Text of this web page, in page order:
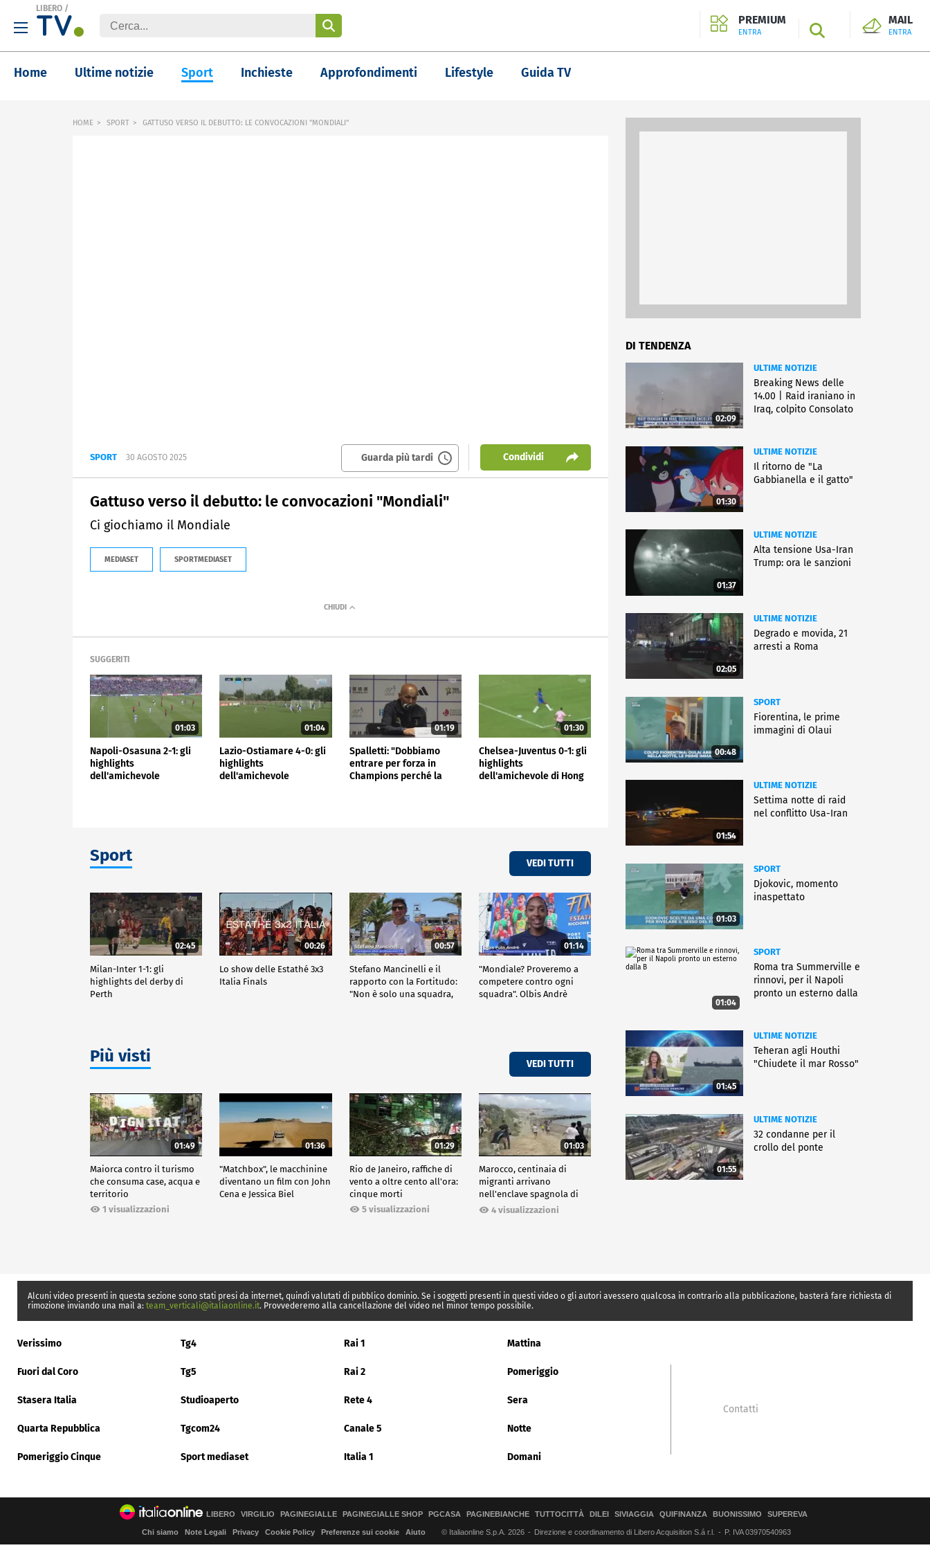
LIBERO /
PREMIUM
ENTRA SEARCH
MAIL
ENTRA
Home Ultime notizie Sport Inchieste Approfondimenti Lifestyle Guida TV
HOME SPORT GATTUSO VERSO IL DEBUTTO: LE CONVOCAZIONI "MONDIALI"
SPORT 30 AGOSTO 2025 Guarda più tardi Condividi
Gattuso verso il debutto: le convocazioni "Mondiali"
Ci giochiamo il Mondiale
MEDIASET SPORTMEDIASET
SUGGERITI
01:03
Napoli-Osasuna 2-1: gli
highlights
dell'amichevole
01:04
Lazio-Ostiamare 4-0: gli
highlights
dell'amichevole
01:19
Spalletti: "Dobbiamo
entrare per forza in
Champions perché la
01:30
Chelsea-Juventus 0-1: gli
highlights
dell'amichevole di Hong
Sport VEDI TUTTI
02:45
Milan-Inter 1-1: gli
highlights del derby di
Perth
00:26
Lo show delle Estathé 3x3
Italia Finals
00:57
Stefano Mancinelli e il
rapporto con la Fortitudo:
"Non è solo una squadra,
01:14
"Mondiale? Proveremo a
competere contro ogni
squadra". Olbis Andrè
Più visti VEDI TUTTI
01:49
Maiorca contro il turismo
che consuma case, acqua e
territorio
1 visualizzazioni
01:36
"Matchbox", le macchinine
diventano un film con John
Cena e Jessica Biel
01:29
Rio de Janeiro, raffiche di
vento a oltre cento all'ora:
cinque morti
5 visualizzazioni
01:03
Marocco, centinaia di
migranti arrivano
nell'enclave spagnola di
Ceuta4 visualizzazioni
DI TENDENZA
02:09
ULTIME NOTIZIE
Breaking News delle
14.00 | Raid iraniano in
Iraq, colpito Consolato
01:30
ULTIME NOTIZIE
Il ritorno de "La
Gabbianella e il gatto"
01:37
ULTIME NOTIZIE
Alta tensione Usa-Iran
Trump: ora le sanzioni
02:05
ULTIME NOTIZIE
Degrado e movida, 21
arresti a Roma
00:48
SPORT
Fiorentina, le prime
immagini di Olaui
01:54
ULTIME NOTIZIE
Settima notte di raid
nel conflitto Usa-Iran
01:03
SPORT
Djokovic, momento
inaspettato
01:04
SPORT
Roma tra Summerville e
rinnovi, per il Napoli
pronto un esterno dalla
01:45
ULTIME NOTIZIE
Teheran agli Houthi
"Chiudete il mar Rosso"
01:55
ULTIME NOTIZIE
32 condanne per il
crollo del ponte
Alcuni video presenti in questa sezione sono stati presi da internet, quindi valutati di pubblico dominio. Se i soggetti presenti in questi video o gli autori avessero qualcosa in contrario alla pubblicazione, basterà fare richiesta di
rimozione inviando una mail a: team_verticali@italiaonline.it. Provvederemo alla cancellazione del video nel minor tempo possibile.
Verissimo Tg4 Rai 1 Mattina
Fuori dal Coro Tg5 Rai 2 Pomeriggio
Stasera Italia Studioaperto Rete 4 Sera
Quarta Repubblica Tgcom24 Canale 5 Notte
Pomeriggio Cinque Sport mediaset Italia 1 Domani
Contatti
LIBERO VIRGILIO PAGINEGIALLE PAGINEGIALLE SHOP PGCASA PAGINEBIANCHE TUTTOCITTÀ DILEI SIVIAGGIA QUIFINANZA BUONISSIMO SUPEREVA
Chi siamo Note Legali Privacy Cookie Policy Preferenze sui cookie Aiuto © Italiaonline S.p.A. 2026 Direzione e coordinamento di Libero Acquisition S.á r.l. P. IVA 03970540963